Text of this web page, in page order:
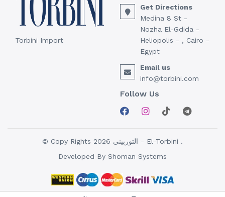
Torbini Import
Get Directions
Medina 8 St -
Nozha El-Gdida -
Heliopolis - , Cairo -
Egypt
Email us
info@torbini.com
Follow Us
© Copy Rights 2026 التوربيني - El-Torbini .
Developed By Shoman Systems